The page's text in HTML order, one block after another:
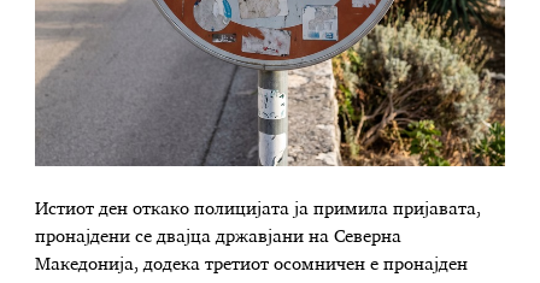
Истиот ден откако полицијата ја примила пријавата,
пронајдени се двајца државјани на Северна
Македонија, додека третиот осомничен е пронајден